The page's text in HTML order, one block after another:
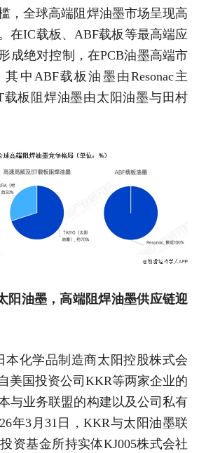
，全球高端阻焊油墨市场呈现高
在IC载板、ABF载板等最高端应
成绝对控制，在PCB油墨高端市
中ABF载板油墨由Resonac主
板阻焊油墨由太阳油墨与田村
阳油墨，高端阻焊油墨供应链迎
本化学品制造商太阳控股株式会
美国投资公司KKR等两家企业的
与业务联盟的构建以及公司私有
年3月31日，KKR与太阳油墨联
资基金所持实体KJ005株式会社